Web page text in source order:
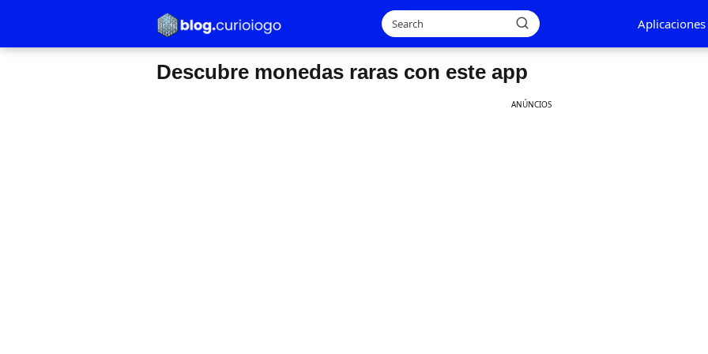
Aplicaciones
Descubre monedas raras con este app
ANÚNCIOS